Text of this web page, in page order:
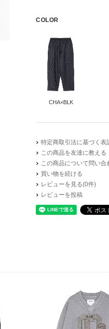
COLOR
CHA×BLK
サイズ
わたり幅
裾幅
表地
裏地
※画像をクリッ
特定商取引法に基づく表
この商品を友達に教える
この商品について問い合
買い物を続ける
レビューを見る(0件)
レビューを投稿